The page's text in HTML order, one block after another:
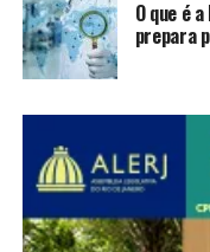
O que é
prepara